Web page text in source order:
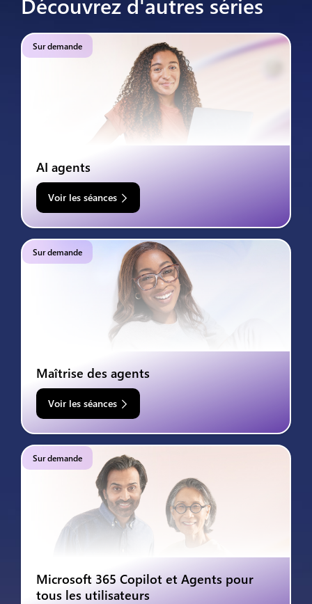
Découvrez d'autres séries
Sur demande
AI agents
Voir les séances
Sur demande
Maîtrise des agents
Voir les séances
Sur demande
Microsoft 365 Copilot et Agents pour
tous les utilisateurs